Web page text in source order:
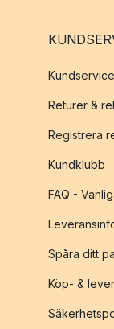
Kundservice
Returer &
Registrera
Kundklubb
FAQ -
Spåra ditt
Köp- &